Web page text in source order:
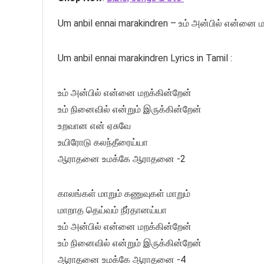
Um anbil ennai marakindren – உம் அன்பில் என்னை
Um anbil ennai marakindren Lyrics in Tamil :
உம் அன்பில் என்னை மறக்கின்றேன்
உம் நினைவில் என்றும் இருக்கின்றேன்
உறவான என் ஏசுவே
உயிரோடு கலந்தீரைய்யா
ஆராதனை உமக்கே ஆராதனை -2
காலங்கள் மாறும் கணுவுகள் மாறும்
மாறாத தெய்வம் நீர்தானய்யா
உம் அன்பில் என்னை மறக்கின்றேன்
உம் நினைவில் என்றும் இருக்கின்றேன்
ஆராதனை உமக்கே ஆராதனை -4